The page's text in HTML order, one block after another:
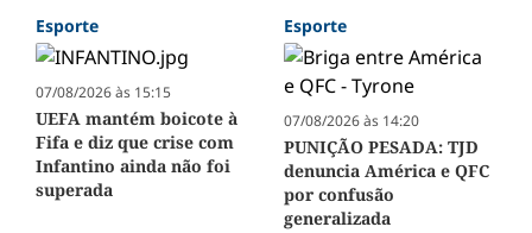
Esporte
07/08/2026 às 15:15
UEFA mantém boicote à
Fifa e diz que crise com
Infantino ainda não foi
superada
Esporte
07/08/2026 às 14:20
PUNIÇÃO PESADA: TJD
denuncia América e QFC
por confusão
generalizada